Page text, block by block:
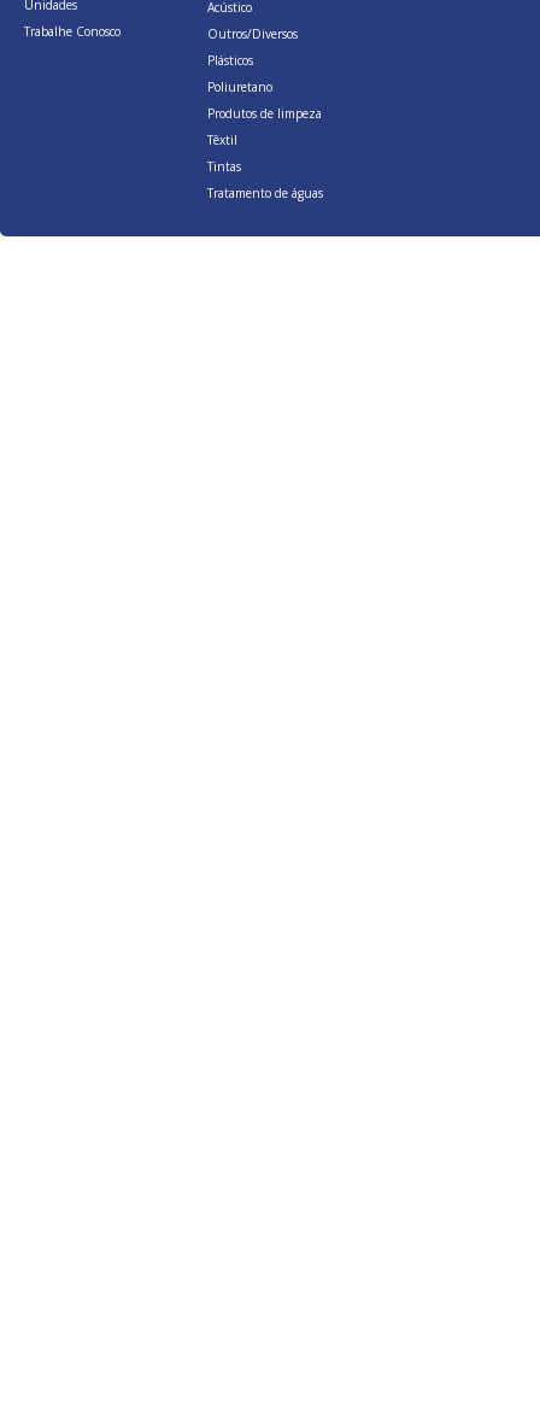
Unidades
Trabalhe Conosco
Acústico
Outros/Diversos
Plásticos
Poliuretano
Produtos de limpeza
Têxtil
Tintas
Tratamento de águas